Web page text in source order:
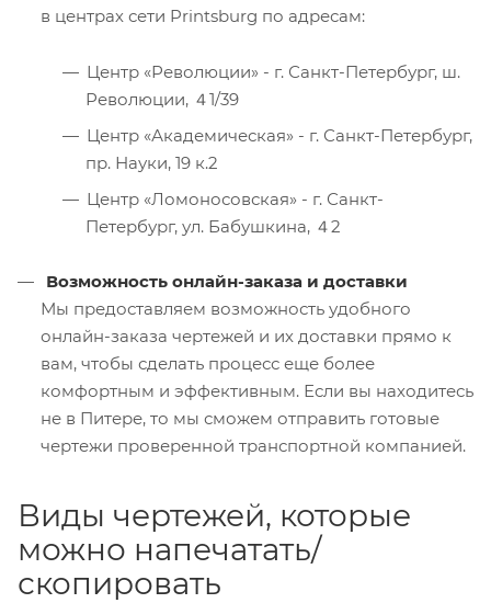
в центрах сети Printsburg по адресам:
Центр «Революции» - г. Санкт-Петербург, ш.
Революции, ４1/39
Центр «Академическая» - г. Санкт-Петербург,
пр. Науки, 19 к.2
Центр «Ломоносовская» - г. Санкт-
Петербург, ул. Бабушкина, ４2
Возможность онлайн-заказа и доставки
Мы предоставляем возможность удобного
онлайн-заказа чертежей и их доставки прямо к
вам, чтобы сделать процесс еще более
комфортным и эффективным. Если вы находитесь
не в Питере, то мы сможем отправить готовые
чертежи проверенной транспортной компанией.
Виды чертежей, которые
можно напечатать/
скопировать